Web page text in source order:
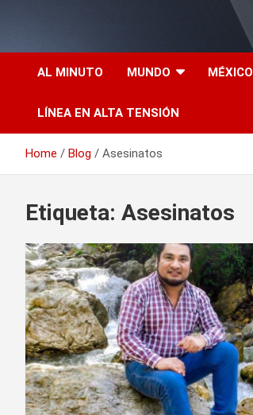
Jlanoticias
AL MINUTO MUNDO MÉXICO
LÍNEA EN ALTA TENSIÓN
Home Blog Asesinatos
Etiqueta: Asesinatos